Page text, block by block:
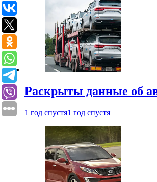
Раскрыты данные об
1 год спустя1 год спустя